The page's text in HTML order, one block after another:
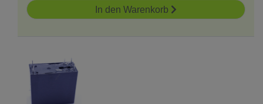
In den Warenkorb